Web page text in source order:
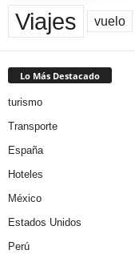
Viajes vuelo
Lo Más Destacado
turismo
Transporte
España
Hoteles
México
Estados Unidos
Perú